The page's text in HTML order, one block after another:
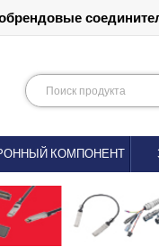
КОМПОНЕНТ